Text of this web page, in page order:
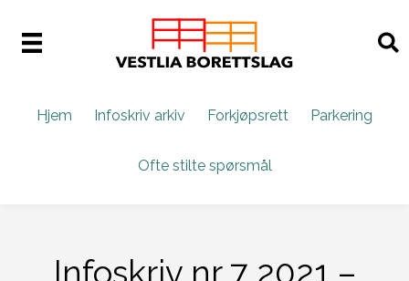
Hjem Infoskriv arkiv Forkjøpsrett Parkering
Ofte stilte spørsmål